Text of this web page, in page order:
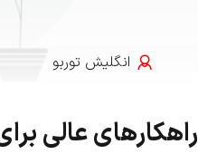
انگلیش‌ توربو
راهکارهای عالی